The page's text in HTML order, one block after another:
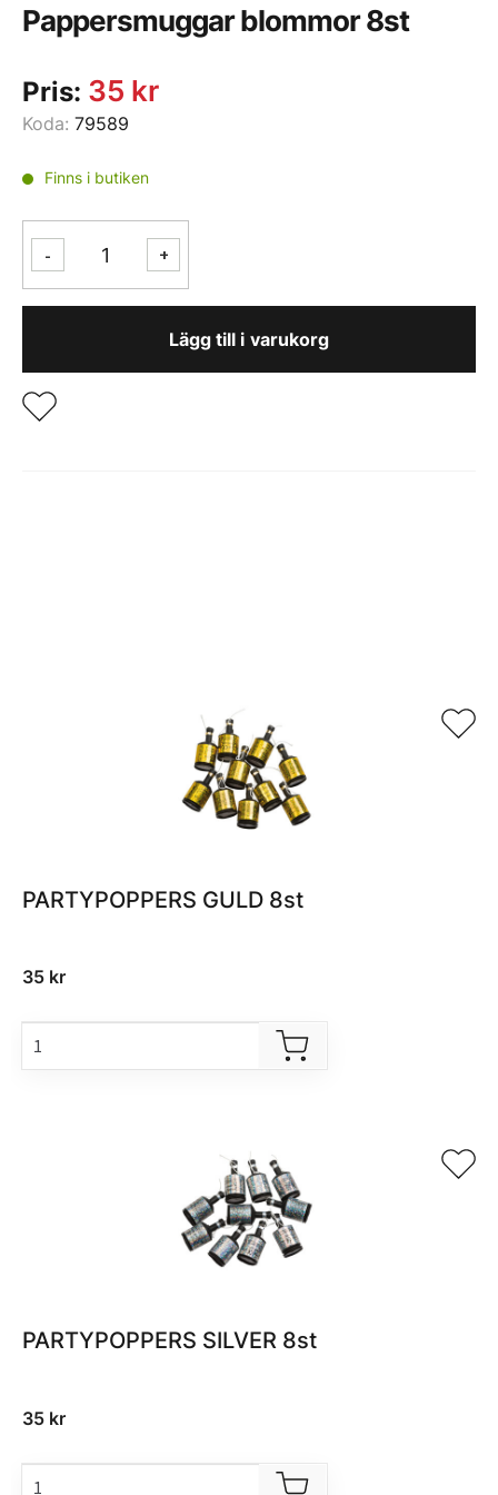
Pappersmuggar blommor 8st
Koda: 79589
Finns i butiken
-
Pappersmuggar
blommor
8st
+
Lägg till i varukorg
Pris: 35 kr
PARTYPOPPERS GULD 8st
35 kr
PARTYPOPPERS SILVER 8st
35 kr